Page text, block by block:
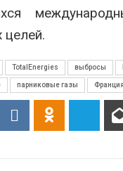
целей.
TotalEnergies выбросы
парниковые газы Франция